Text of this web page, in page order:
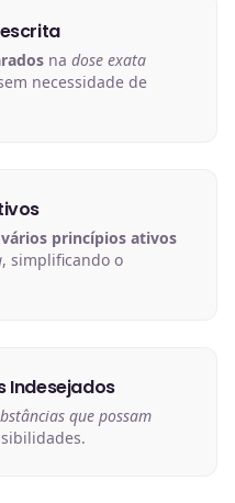
na dose exata
necessidade de
princípios ativos
, simplificando o
Indesejados
que possam